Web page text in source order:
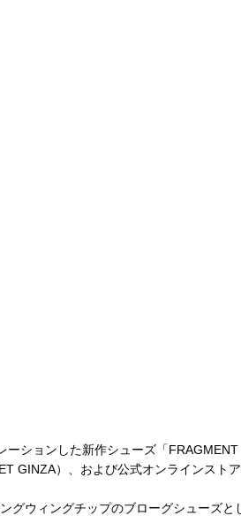
ションした新作シューズ「
GINZA）、および公式オンラインストア
ウィングチップのブローグシューズと